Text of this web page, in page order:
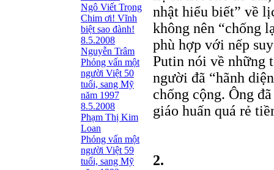
Ngô Viết Trọng
Chim ơi! Vĩnh
biệt sao đành!
8.5.2008
Nguyễn Trâm
Phỏng vấn một
người Việt 50
tuổi, sang Mỹ
năm 1997
8.5.2008
Phạm Thị Kim
Loan
Phỏng vấn một
người Việt 59
tuổi, sang Mỹ
nhật hiểu biết” về
không nên “chống
phù hợp với nếp
Putin nói về những
người đã “hãnh
chống cộng. Ông
giáo huấn quá rẻ
2.